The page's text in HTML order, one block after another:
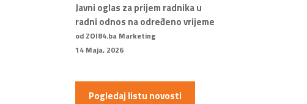
Javni oglas za prijem radnika u
radni odnos na određeno vrijeme
od ZOI84.ba Marketing
14 Maja, 2026
Pogledaj listu novosti